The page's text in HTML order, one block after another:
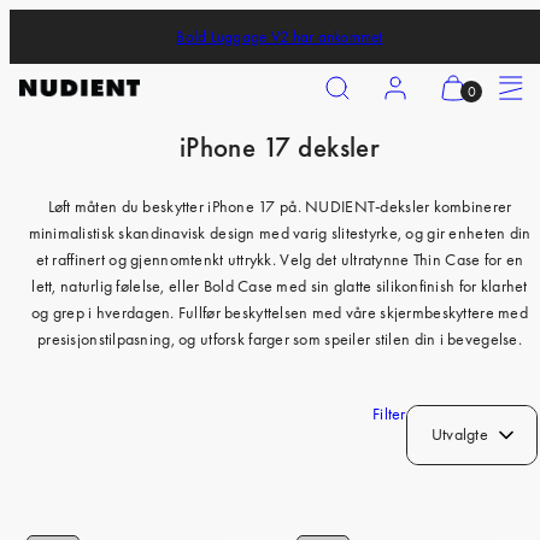
content
Bold Luggage V2 har ankommet
Search Account
View 0 Menu
iPhone 17
iPhone Air
iPhone 16 Pro
iPhone 17 deksler
Løft måten du beskytter iPhone 17 på. NUDIENT-deksler kombinerer
minimalistisk skandinavisk design med varig slitestyrke, og gir enheten din
et raffinert og gjennomtenkt uttrykk. Velg det ultratynne Thin Case for en
lett, naturlig følelse, eller Bold Case med sin glatte silikonfinish for klarhet
og grep i hverdagen. Fullfør beskyttelsen med våre skjermbeskyttere med
presisjonstilpasning, og utforsk farger som speiler stilen din i bevegelse.
Filter
Utvalgte